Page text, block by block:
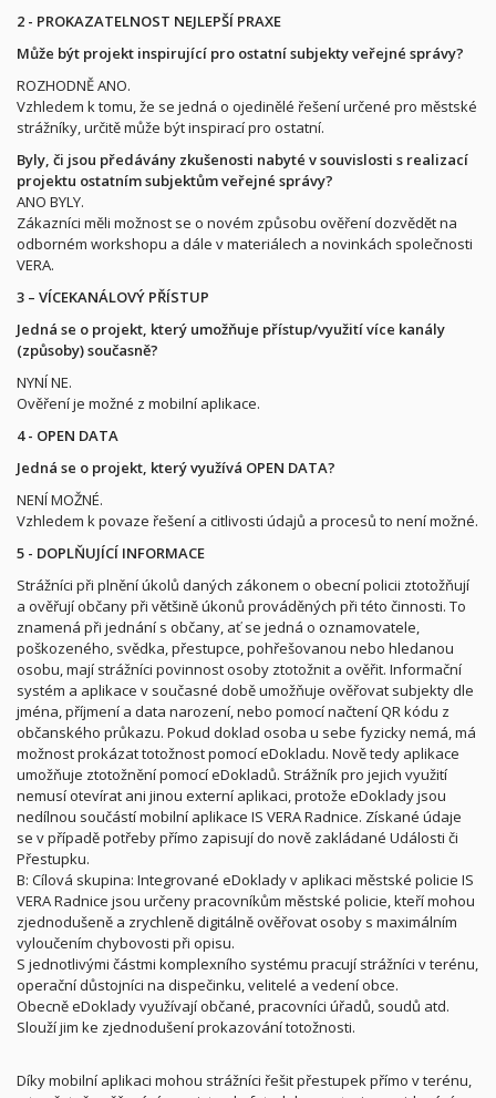
2 - PROKAZATELNOST NEJLEPŠÍ PRAXE
Může být projekt inspirující pro ostatní subjekty veřejné správy?
ROZHODNĚ ANO.
Vzhledem k tomu, že se jedná o ojedinělé řešení určené pro městské
strážníky, určitě může být inspirací pro ostatní.
Byly, či jsou předávány zkušenosti nabyté v souvislosti s realizací
projektu ostatním subjektům veřejné správy?
ANO BYLY.
Zákazníci měli možnost se o novém způsobu ověření dozvědět na
odborném workshopu a dále v materiálech a novinkách společnosti
VERA.
3 – VÍCEKANÁLOVÝ PŘÍSTUP
Jedná se o projekt, který umožňuje přístup/využití více kanály
(způsoby) současně?
NYNÍ NE.
Ověření je možné z mobilní aplikace.
4 - OPEN DATA
Jedná se o projekt, který využívá OPEN DATA?
NENÍ MOŽNÉ.
Vzhledem k povaze řešení a citlivosti údajů a procesů to není možné.
5 - DOPLŇUJÍCÍ INFORMACE
Strážníci při plnění úkolů daných zákonem o obecní policii ztotožňují
a ověřují občany při většině úkonů prováděných při této činnosti. To
znamená při jednání s občany, ať se jedná o oznamovatele,
poškozeného, svědka, přestupce, pohřešovanou nebo hledanou
osobu, mají strážníci povinnost osoby ztotožnit a ověřit. Informační
systém a aplikace v současné době umožňuje ověřovat subjekty dle
jména, příjmení a data narození, nebo pomocí načtení QR kódu z
občanského průkazu. Pokud doklad osoba u sebe fyzicky nemá, má
možnost prokázat totožnost pomocí eDokladu. Nově tedy aplikace
umožňuje ztotožnění pomocí eDokladů. Strážník pro jejich využití
nemusí otevírat ani jinou externí aplikaci, protože eDoklady jsou
nedílnou součástí mobilní aplikace IS VERA Radnice. Získané údaje
se v případě potřeby přímo zapisují do nově zakládané Události či
Přestupku.
B: Cílová skupina: Integrované eDoklady v aplikaci městské policie IS
VERA Radnice jsou určeny pracovníkům městské policie, kteří mohou
zjednodušeně a zrychleně digitálně ověřovat osoby s maximálním
vyloučením chybovosti při opisu.
S jednotlivými částmi komplexního systému pracují strážníci v terénu,
operační důstojníci na dispečinku, velitelé a vedení obce.
Obecně eDoklady využívají občané, pracovníci úřadů, soudů atd.
Slouží jim ke zjednodušení prokazování totožnosti.
Díky mobilní aplikaci mohou strážníci řešit přestupek přímo v terénu,